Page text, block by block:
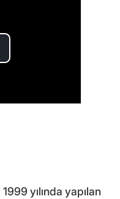
yılında yapılan